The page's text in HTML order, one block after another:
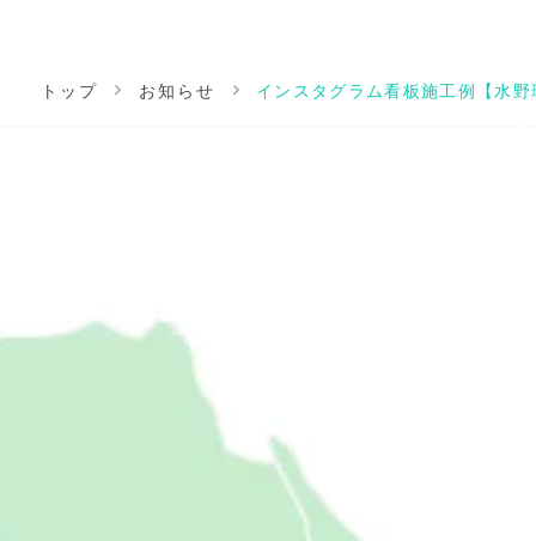
トップ お知らせ インスタグラム看板施工例【水